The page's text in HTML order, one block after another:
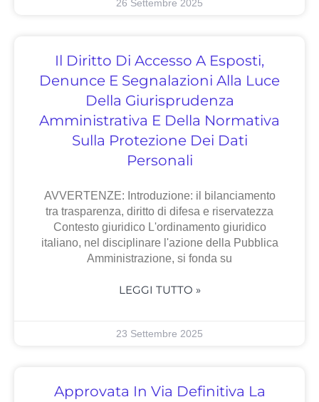
26 Settembre 2025
Il Diritto Di Accesso A Esposti,
Denunce E Segnalazioni Alla Luce
Della Giurisprudenza
Amministrativa E Della Normativa
Sulla Protezione Dei Dati
Personali
AVVERTENZE: Introduzione: il bilanciamento
tra trasparenza, diritto di difesa e riservatezza
Contesto giuridico L'ordinamento giuridico
italiano, nel disciplinare l'azione della Pubblica
Amministrazione, si fonda su
LEGGI TUTTO »
23 Settembre 2025
Approvata In Via Definitiva La